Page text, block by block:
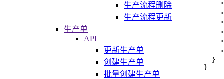
生产流程删除
生产流程更新
生产单
API
更新生产单
创建生产单
批量创建生产单
}
}